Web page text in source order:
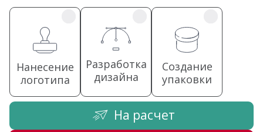
Нанесение
логотипа
Разработка
дизайна
Создание
упаковки
На расчет